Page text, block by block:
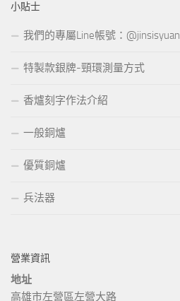
小貼士
我們的專屬Line帳號：@jinsisyuan
特製款銀牌-頸環測量方式
香爐刻字作法介紹
一般銅爐
優質銅爐
兵法器
營業資訊
地址
高雄市左營區左營大路